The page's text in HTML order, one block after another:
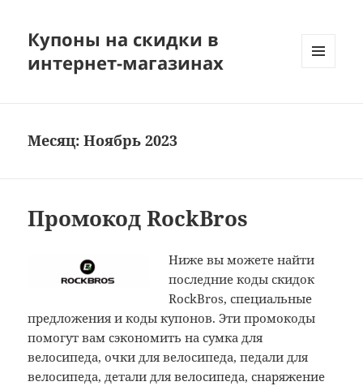
Купоны на скидки в
интернет-магазинах
Месяц:Ноябрь 2023
Промокод RockBros
Ниже вы можете найти
последние коды скидок
RockBros, специальные
предложения и коды купонов. Эти промокоды
помогут вам сэкономить на сумка для
велосипеда, очки для велосипеда, педали для
велосипеда, детали для велосипеда, снаряжение